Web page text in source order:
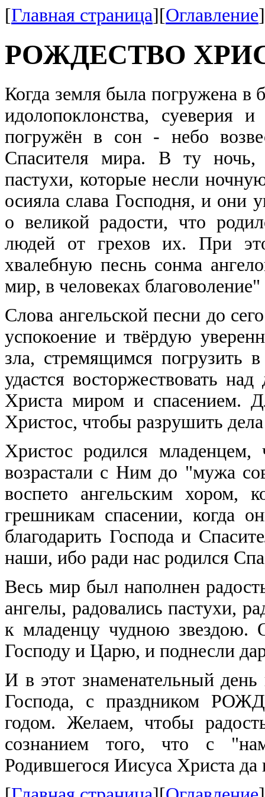
[Главная страница][Оглавление]
РОЖДЕСТВО
Когда земля была погружена в
идолопоклонства, суеверия
погружён в сон - небо
Спасителя мира. В ту ночь,
пастухи, которые несли
осияла слава Господня, и они
о великой радости, что
людей от грехов их. При
хвалебную песнь сонма
мир, в человеках
Слова ангельской песни до
успокоение и твёрдую
зла, стремящимся погрузить в
удастся восторжествовать
Христа миром и спасением.
Христос, чтобы разрушить
Христос родился
возрастали с Ним до "мужа
воспето ангельским хором,
грешникам спасении, когда
благодарить Господа и
наши, ибо ради нас родился
Весь мир был наполнен
ангелы, радовались пастухи,
к младенцу чудною
Господу и Царю, и поднесли
И в этот знаменательный
Господа, с праздником
годом. Желаем, чтобы
сознанием того, что с
Родившегося Иисуса Христа